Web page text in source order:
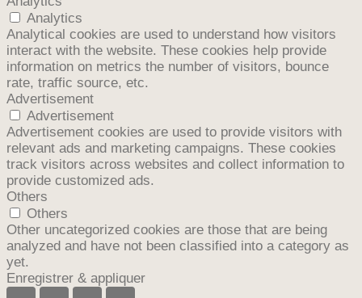
Analytics
Analytical cookies are used to understand how visitors
interact with the website. These cookies help provide
information on metrics the number of visitors, bounce
rate, traffic source, etc.
Advertisement
Advertisement
Advertisement cookies are used to provide visitors with
relevant ads and marketing campaigns. These cookies
track visitors across websites and collect information to
provide customized ads.
Others
Others
Other uncategorized cookies are those that are being
analyzed and have not been classified into a category as
yet.
Enregistrer & appliquer